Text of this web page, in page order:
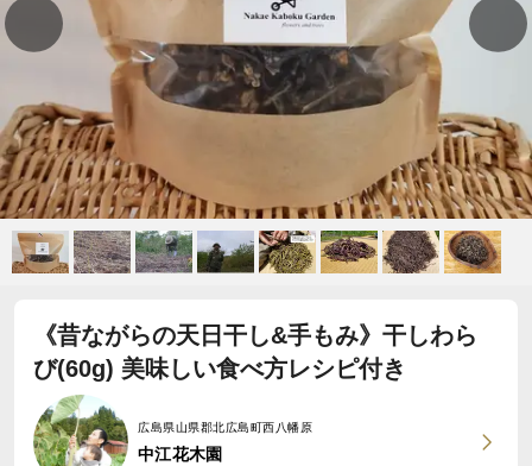
《昔ながらの天日干し&手もみ》干しわら
び(60g) 美味しい食べ方レシピ付き
広島県山県郡北広島町西八幡原
中江花木園